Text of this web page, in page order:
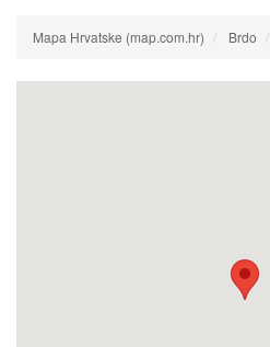
Mapa Hrvatske (map.com.hr) Brdo